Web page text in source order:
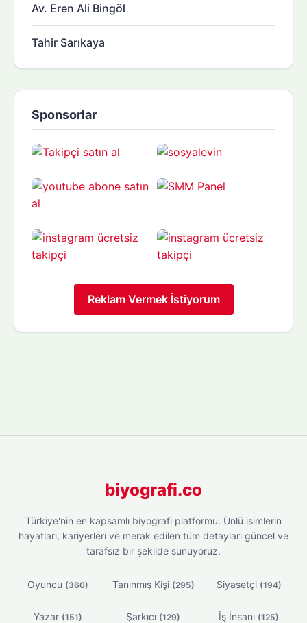
Av. Eren Ali Bingöl
Tahir Sarıkaya
Sponsorlar
Reklam Vermek İstiyorum
biyografi.co
Türkiye'nin en kapsamlı biyografi platformu. Ünlü isimlerin
hayatları, kariyerleri ve merak edilen tüm detayları güncel ve
tarafsız bir şekilde sunuyoruz.
Oyuncu (360) Tanınmış Kişi (295) Siyasetçi (194)
Yazar (151) Şarkıcı (129) İş İnsanı (125)